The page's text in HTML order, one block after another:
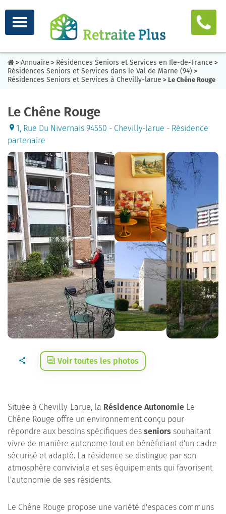
> Annuaire > Résidences Seniors et Services en Ile-de-France >
Résidences Seniors et Services dans le Val de Marne (94) >
Résidences Seniors et Services à Chevilly-larue > Le Chêne Rouge
Le Chêne Rouge
1, Rue Du Nivernais 94550 - Chevilly-larue - Résidence
partenaire
Voir toutes les photos
Située à Chevilly-Larue, la Résidence Autonomie Le
Chêne Rouge offre un environnement conçu pour
répondre aux besoins spécifiques des seniors souhaitant
vivre de manière autonome tout en bénéficiant d'un cadre
sécurisé et adapté. La résidence se distingue par son
atmosphère conviviale et ses équipements qui favorisent
l'autonomie de ses résidents.
Le Chêne Rouge propose une variété d'espaces communs